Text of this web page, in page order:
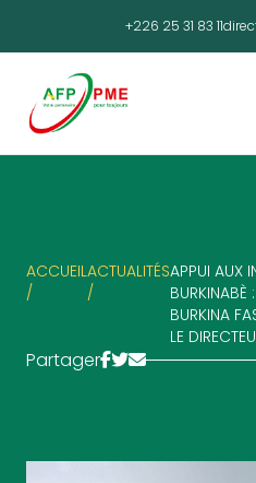
+226 25 31 83 11
ACCUEIL
/
ACTUALITÉS
/
APPUI AUX
BURKINABÈ
BURKINA
LE
Partager